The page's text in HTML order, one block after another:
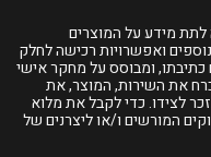
לתת מידע על המוצרים
ואפשרויות רכישה לחלק
כתיבתו, ומבוסס על מחקר אישי
את השירות, המוצר, את
לצידו. כדי לקבל את מלוא
המורשים ו/או ליצרנים של